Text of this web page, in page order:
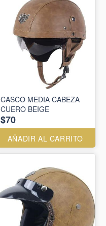
CASCO MEDIA CABEZA
CUERO BEIGE
$70
AÑADIR AL CARRITO